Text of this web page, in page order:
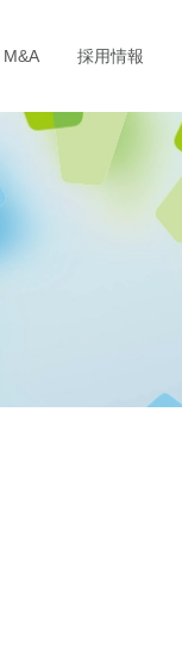
M&A 採用情報